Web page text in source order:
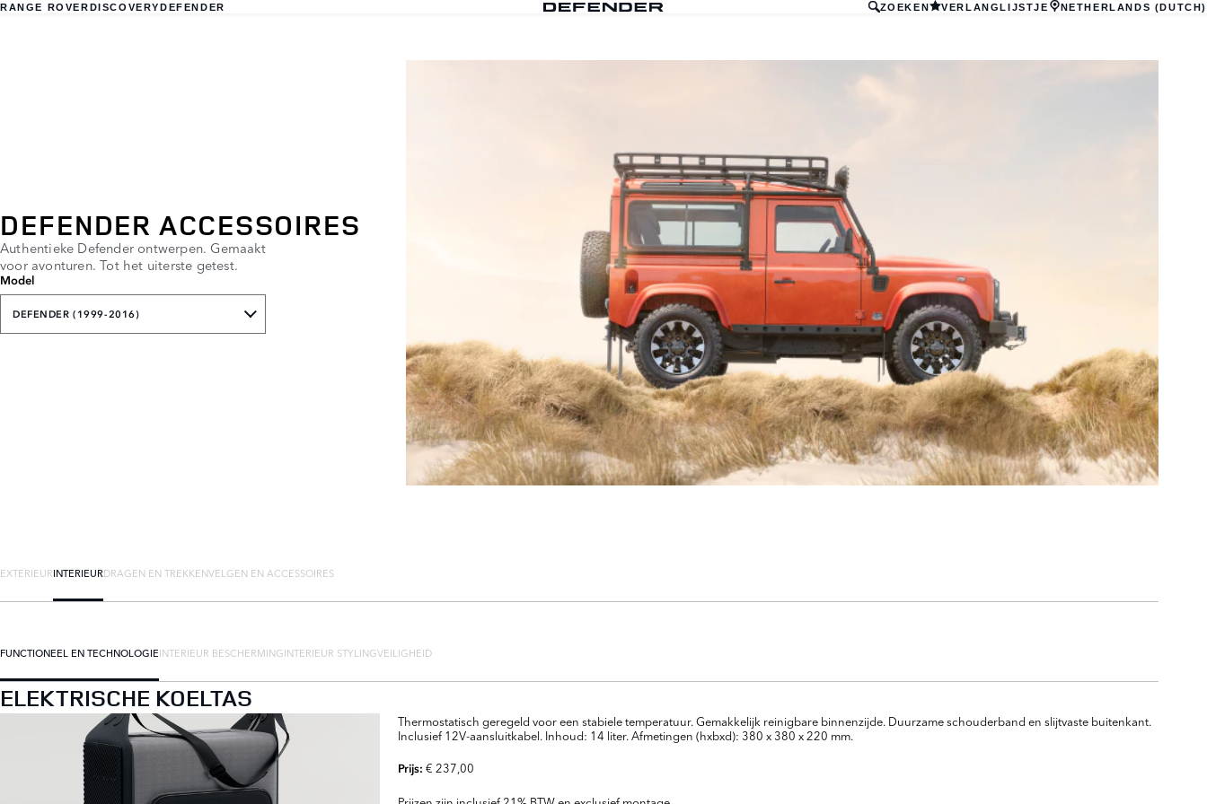
RANGE ROVERDISCOVERYDEFENDER ZOEKEN VERLANGLIJSTJE NETHERLANDS (DUTCH)
DEFENDER ACCESSOIRES
Authentieke Defender ontwerpen. Gemaakt
voor avonturen. Tot het uiterste getest.
Model
DEFENDER (1999-2016)
EXTERIEURINTERIEURDRAGEN EN TREKKENVELGEN EN ACCESSOIRES
FUNCTIONEEL EN TECHNOLOGIEINTERIEUR BESCHERMINGINTERIEUR STYLINGVEILIGHEID
ELEKTRISCHE KOELTAS
Thermostatisch geregeld voor een stabiele temperatuur. Gemakkelijk reinigbare binnenzijde. Duurzame schouderband en slijtvaste buitenkant.
Inclusief 12V-aansluitkabel. Inhoud: 14 liter. Afmetingen (hxbxd): 380 x 380 x 220 mm.
Prijs:€ 237,00